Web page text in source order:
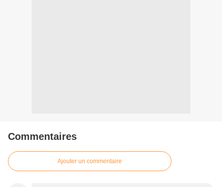
Commentaires
Ajouter un commentaire